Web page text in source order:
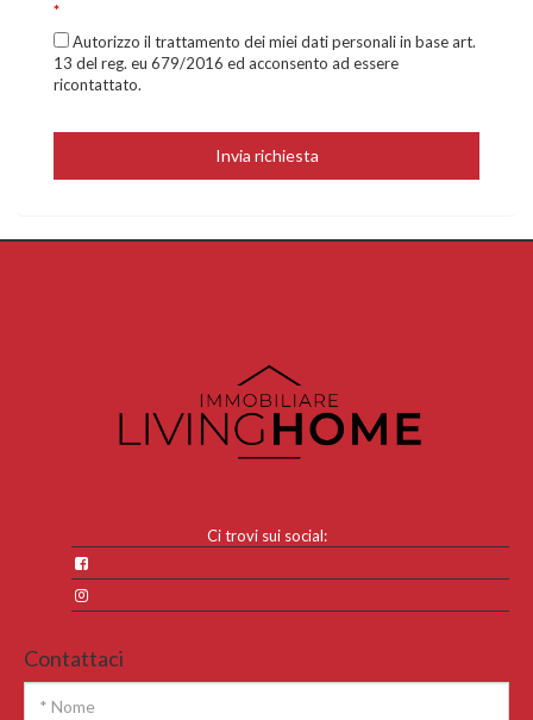
*
Autorizzo il trattamento dei miei dati personali in base art.
13 del reg. eu 679/2016 ed acconsento ad essere
ricontattato.
Invia richiesta
Ci trovi sui social:
Contattaci